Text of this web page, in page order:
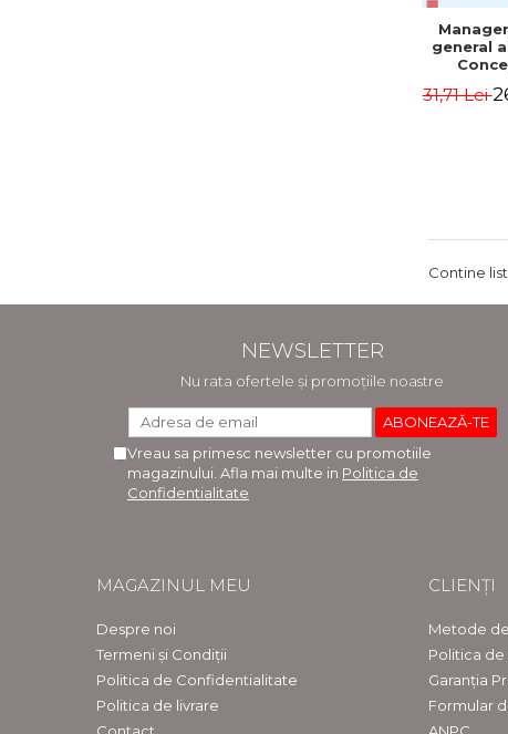
general
31,71 Lei
Contine
NEWSLETTER
Nu rata ofertele și promoțiile noastre
Vreau sa primesc newsletter cu promotiile
magazinului. Afla mai multe in Politica de
Confidentialitate
MAGAZINUL MEU
Despre noi
Termeni și Condiții
Politica de Confidentialitate
Politica de livrare
Contact
CLIENȚI
Metode
Politica de
Garanția
Formular
ANPC